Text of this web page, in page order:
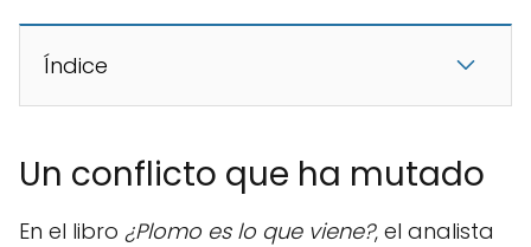
Índice
Un conflicto que ha mutado
En el libro ¿Plomo es lo que viene?, el analista